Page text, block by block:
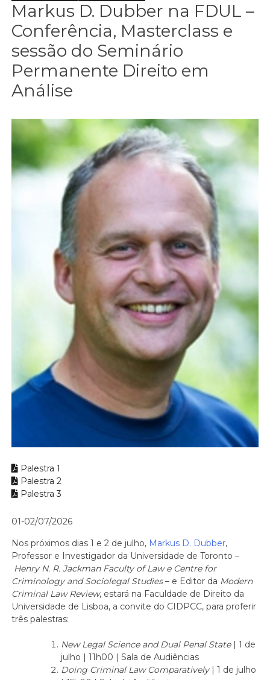
Markus D. Dubber na FDUL –
Conferência, Masterclass e
sessão do Seminário
Permanente Direito em
Análise
Palestra 1
Palestra 2
Palestra 3
01-02/07/2026
Nos próximos dias 1 e 2 de julho, Markus D. Dubber,
Professor e Investigador da Universidade de Toronto –
Henry N. R. Jackman Faculty of Law e Centre for
Criminology and Sociolegal Studies– e Editor da Modern
Criminal Law Review, estará na Faculdade de Direito da
Universidade de Lisboa, a convite do CIDPCC, para proferir
três palestras:
New Legal Science and Dual Penal State| 1 de
julho | 11h00 | Sala de Audiências
Doing Criminal Law Comparatively| 1 de julho